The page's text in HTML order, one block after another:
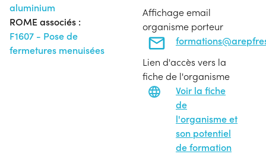
aluminium
ROME associés :
F1607 - Pose de
fermetures menuisées
Affichage email
organisme porteur
Lien d'accès vers la
fiche de l'organisme
Voir la fiche
de
l'organisme et
son potentiel
de formation